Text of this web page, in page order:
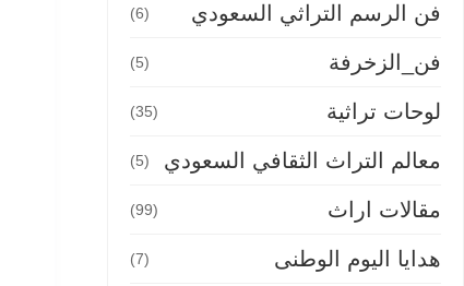
فن الرسم التراثي السعودي (6)
فن_الزخرفة (5)
لوحات تراثية (35)
معالم التراث الثقافي السعودي (5)
مقالات اراث (99)
هدايا اليوم الوطنى (7)